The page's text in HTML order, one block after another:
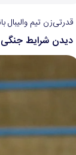
قدرتی‌زن تیم والیبال
دیدن شرایط